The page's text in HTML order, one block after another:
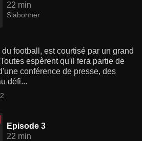
22 min
S'abonner
football, est courtisé par un grand
espèrent qu'il fera partie de
conférence de presse, des
défi...
Episode 3
22 min